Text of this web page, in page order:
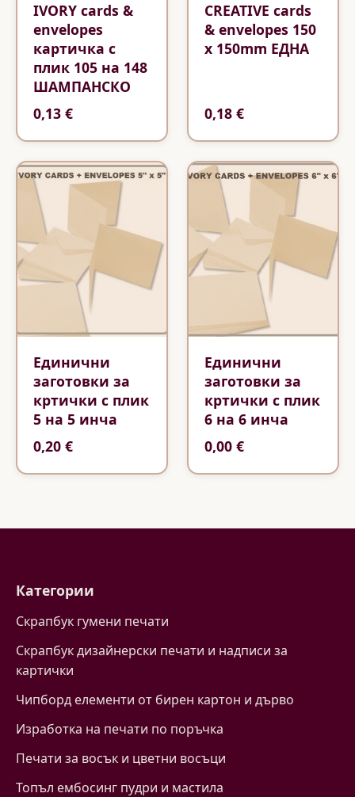
IVORY cards &
envelopes
картичка с
плик 105 на 148
ШАМПАНСКО
0,13 €
CREATIVE cards
& envelopes 150
x 150mm ЕДНА
0,18 €
Единични
заготовки за
кртички с плик
5 на 5 инча
0,20 €
Единични
заготовки за
кртички с плик
6 на 6 инча
0,00 €
Категории
Скрапбук гумени печати
Скрапбук дизайнерски печати и надписи за
картички
Чипборд елементи от бирен картон и дърво
Изработка на печати по поръчка
Печати за восък и цветни восъци
Топъл ембосинг пудри и мастила